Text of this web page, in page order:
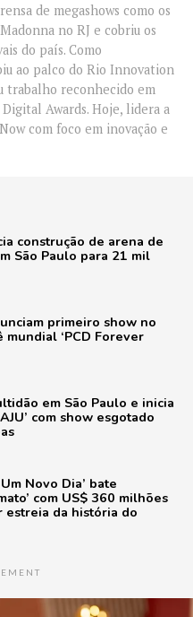
de megashows como os
no RJ e cobriu os
do país. Como
ao palco do Rio Innovation
trabalho reconhecido em
Digital Awards. Hoje, lidera a
com foco em inovação e
construção de arena de
São Paulo para 21 mil
primeiro show no
‘PCD Forever
em São Paulo e inicia
com show esgotado
Novo Dia’ bate
com US$ 360 milhões
estreia da história do